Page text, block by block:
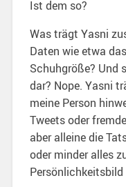
Ist dem so?
Was trägt Yasni
Daten wie etwa
Schuhgröße? Und
dar? Nope. Yasni
meine Person
Tweets oder
aber alleine die
oder minder alles
Persönlichkeitsbild